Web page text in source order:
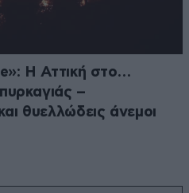
Η Αττική στο…
–
θυελλώδεις άνεμοι